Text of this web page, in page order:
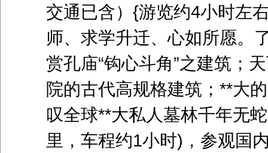
交通已含） {游览约4小时左
师、求学升迁、心如所愿。
赏孔庙“钩心斗角”之建筑；
院的古代高规格建筑；**大
叹全球**大私人墓林千年无
里，车程约1小时) ，参观国